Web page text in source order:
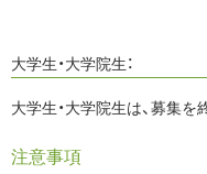
大学生・大学院生：
大学生・大学院生は、募集を
注意事項